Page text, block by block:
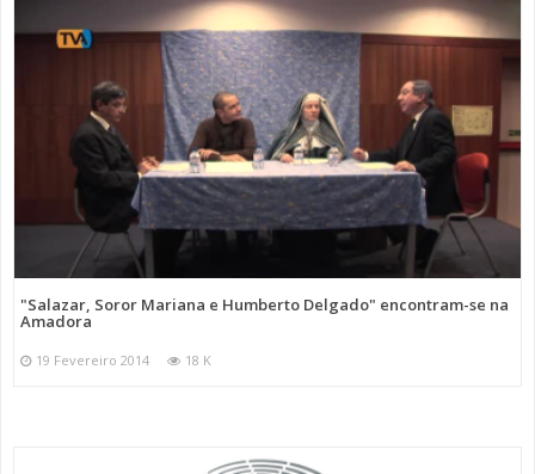
"Salazar, Soror Mariana e Humberto Delgado" encontram-se na
Amadora
19 Fevereiro 2014 18 K